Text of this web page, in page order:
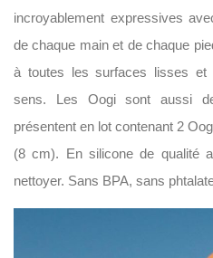
incroyablement expressives
de chaque main et de chaque
à toutes les surfaces lisses et
sens. Les Oogi sont aussi
présentent en lot contenant 2
(8 cm). En silicone de qualité
nettoyer. Sans BPA, sans